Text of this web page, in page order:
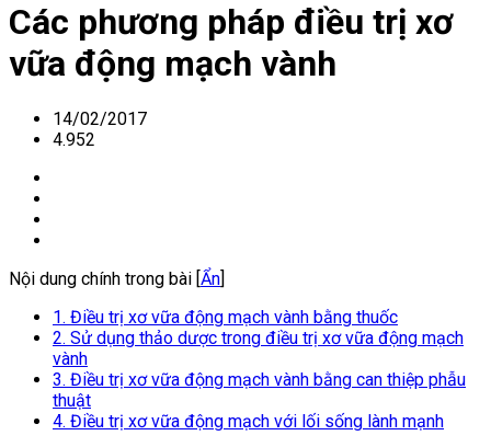
Các phương pháp điều trị xơ
vữa động mạch vành
14/02/2017
4.952
Nội dung chính trong bài [Ẩn]
1. Điều trị xơ vữa động mạch vành bằng thuốc
2. Sử dụng thảo dược trong điều trị xơ vữa động mạch
vành
3. Điều trị xơ vữa động mạch vành bằng can thiệp phẫu
thuật
4. Điều trị xơ vữa động mạch với lối sống lành mạnh